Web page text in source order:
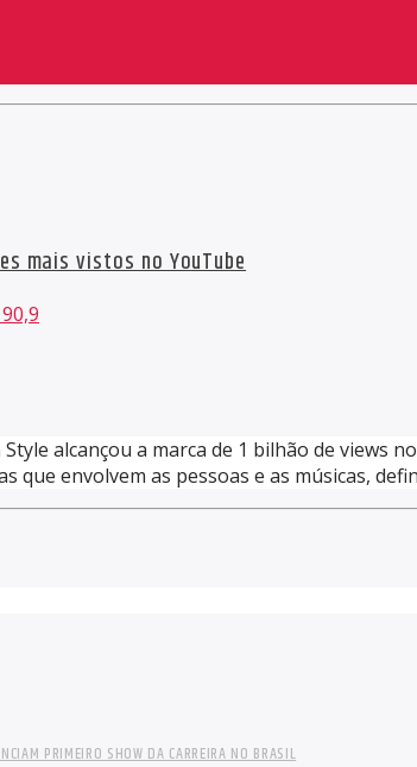
mais vistos no YouTube
Style alcançou a marca de 1 bilhão de views
que envolvem as pessoas e as músicas,
PRIMEIRO SHOW DA CARREIRA NO BRASIL